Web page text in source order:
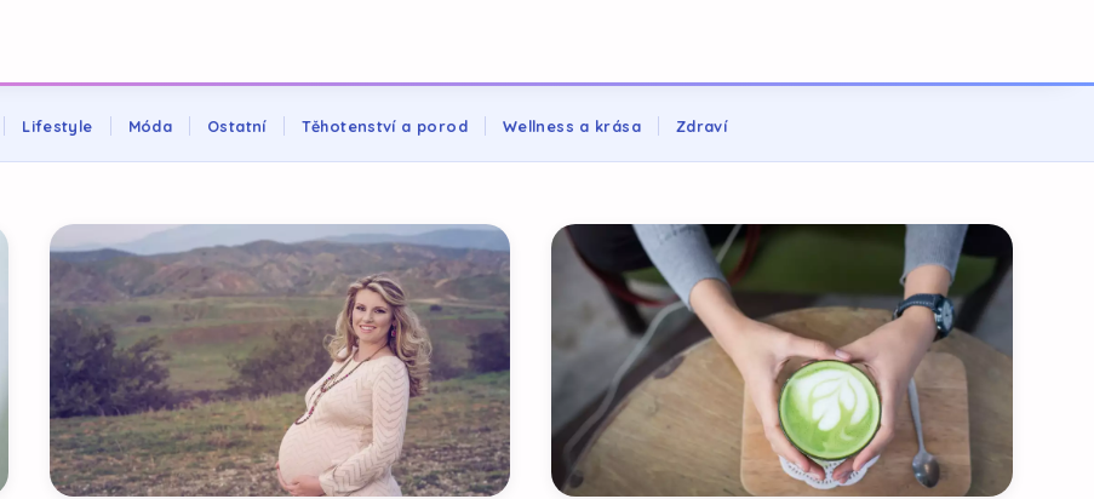
Lifestyle Móda Ostatní Těhotenství a porod Wellness a krása Zdraví